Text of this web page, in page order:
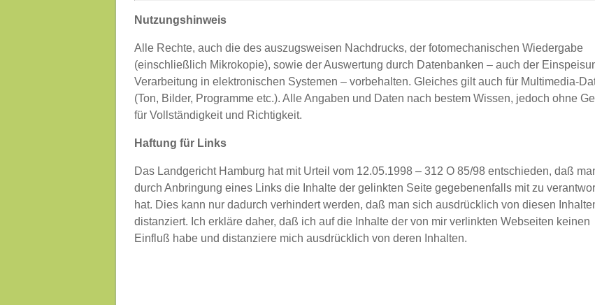
Nutzungshinweis
Alle Rechte, auch die des auszugsweisen Nachdrucks, der fotomechanischen Wiedergabe
(einschließlich Mikrokopie), sowie der Auswertung durch Datenbanken – auch der
Verarbeitung in elektronischen Systemen – vorbehalten. Gleiches gilt auch für Multimedia-
(Ton, Bilder, Programme etc.). Alle Angaben und Daten nach bestem Wissen, jedoch ohne
für Vollständigkeit und Richtigkeit.
Haftung für Links
Das Landgericht Hamburg hat mit Urteil vom 12.05.1998 – 312 O 85/98 entschieden, daß
durch Anbringung eines Links die Inhalte der gelinkten Seite gegebenenfalls mit zu
hat. Dies kann nur dadurch verhindert werden, daß man sich ausdrücklich von diesen
distanziert. Ich erkläre daher, daß ich auf die Inhalte der von mir verlinkten Webseiten keinen
Einfluß habe und distanziere mich ausdrücklich von deren Inhalten.